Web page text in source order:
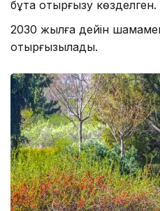
бұта отырғызу көзделген.
2030 жылға дейін
отырғызылады.